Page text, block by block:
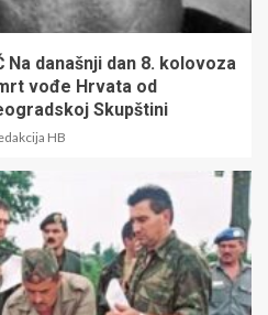
Na današnji dan 8. kolovoza
vođe Hrvata od
Skupštini
HB